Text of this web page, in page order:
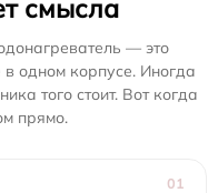
смысла
— это
одном корпусе. Иногда
того стоит. Вот когда
прямо.
01